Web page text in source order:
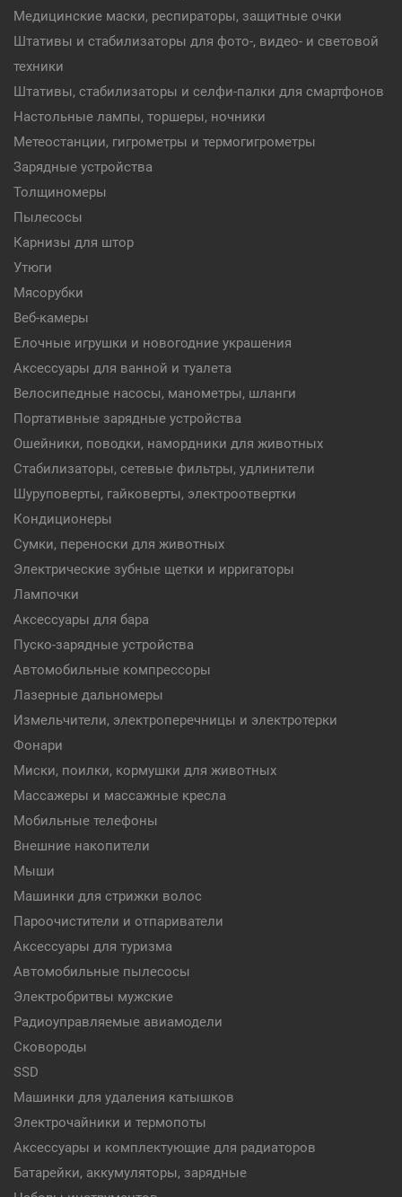
Медицинские маски, респираторы, защитные очки
Штативы и стабилизаторы для фото-, видео- и световой
техники
Штативы, стабилизаторы и селфи-палки для смартфонов
Настольные лампы, торшеры, ночники
Метеостанции, гигрометры и термогигрометры
Зарядные устройства
Толщиномеры
Пылесосы
Карнизы для штор
Утюги
Мясорубки
Веб-камеры
Елочные игрушки и новогодние украшения
Аксессуары для ванной и туалета
Велосипедные насосы, манометры, шланги
Портативные зарядные устройства
Ошейники, поводки, намордники для животных
Стабилизаторы, сетевые фильтры, удлинители
Шуруповерты, гайковерты, электроотвертки
Кондиционеры
Сумки, переноски для животных
Электрические зубные щетки и ирригаторы
Лампочки
Аксессуары для бара
Пуско-зарядные устройства
Автомобильные компрессоры
Лазерные дальномеры
Измельчители, электроперечницы и электротерки
Фонари
Миски, поилки, кормушки для животных
Массажеры и массажные кресла
Мобильные телефоны
Внешние накопители
Мыши
Машинки для стрижки волос
Пароочистители и отпариватели
Аксессуары для туризма
Автомобильные пылесосы
Электробритвы мужские
Радиоуправляемые авиамодели
Сковороды
SSD
Машинки для удаления катышков
Электрочайники и термопоты
Аксессуары и комплектующие для радиаторов
Батарейки, аккумуляторы, зарядные